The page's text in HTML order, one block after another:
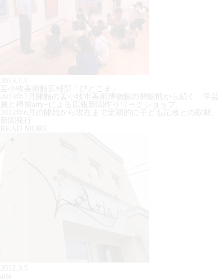
2013.1.1
苫小牧美術館広報部「びとこま」
2013年7月開館の苫小牧市美術博物館の開館前から続く、学芸
員と樽前arty+による広報新聞作りワークショップ。
2012年6月の開始から現在まで定期的に子ども記者との取材、
新聞発行
READ MORE
2012.3.5
aria